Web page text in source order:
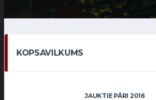
KOPSAVILKUMS
JAUKTIE PĀRI 2016